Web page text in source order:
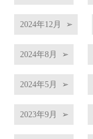
2024年12月
2024年8月
2024年5月
2023年9月